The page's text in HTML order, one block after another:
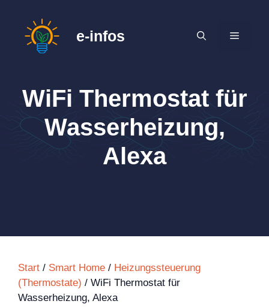
springen
e-infos MENÜ
WiFi Thermostat für
Wasserheizung,
Alexa
Start / Smart Home / Heizungssteuerung
(Thermostate) / WiFi Thermostat für
Wasserheizung, Alexa